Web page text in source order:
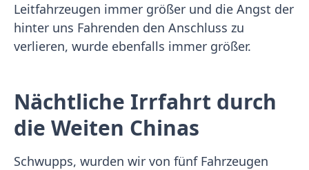
Leitfahrzeugen immer größer und die Angst der
hinter uns Fahrenden den Anschluss zu
verlieren, wurde ebenfalls immer größer.
Nächtliche Irrfahrt durch
die Weiten Chinas
Schwupps, wurden wir von fünf Fahrzeugen